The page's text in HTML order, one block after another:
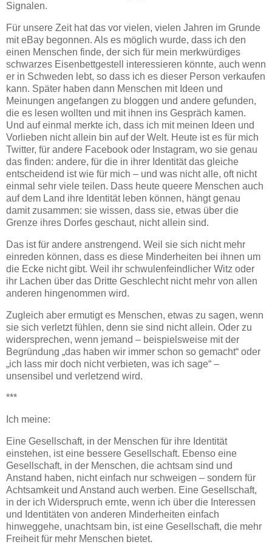
Signalen.
Für unsere Zeit hat das vor vielen, vielen Jahren im Grunde
mit eBay begonnen. Als es möglich wurde, dass ich den
einen Menschen finde, der sich für mein merkwürdiges
schwarzes Eisenbettgestell interessieren könnte, auch wenn
er in Schweden lebt, so dass ich es dieser Person verkaufen
kann. Später haben dann Menschen mit Ideen und
Meinungen angefangen zu bloggen und andere gefunden,
die es lesen wollten und mit ihnen ins Gespräch kamen.
Und auf einmal merkte ich, dass ich mit meinen Ideen und
Vorlieben nicht allein bin auf der Welt. Heute ist es für mich
Twitter, für andere Facebook oder Instagram, wo sie genau
das finden: andere, für die in ihrer Identität das gleiche
entscheidend ist wie für mich – und was nicht alle, oft nicht
einmal sehr viele teilen. Dass heute queere Menschen auch
auf dem Land ihre Identität leben können, hängt genau
damit zusammen: sie wissen, dass sie, etwas über die
Grenze ihres Dorfes geschaut, nicht allein sind.
Das ist für andere anstrengend. Weil sie sich nicht mehr
einreden können, dass es diese Minderheiten bei ihnen um
die Ecke nicht gibt. Weil ihr schwulenfeindlicher Witz oder
ihr Lachen über das Dritte Geschlecht nicht mehr von allen
anderen hingenommen wird.
Zugleich aber ermutigt es Menschen, etwas zu sagen, wenn
sie sich verletzt fühlen, denn sie sind nicht allein. Oder zu
widersprechen, wenn jemand – beispielsweise mit der
Begründung „das haben wir immer schon so gemacht“ oder
„ich lass mir doch nicht verbieten, was ich sage“ –
unsensibel und verletzend wird.
***
Ich meine:
Eine Gesellschaft, in der Menschen für ihre Identität
einstehen, ist eine bessere Gesellschaft. Ebenso eine
Gesellschaft, in der Menschen, die achtsam sind und
Anstand haben, nicht einfach nur schweigen – sondern für
Achtsamkeit und Anstand auch werben. Eine Gesellschaft,
in der ich Widerspruch ernte, wenn ich über die Interessen
und Identitäten von anderen Minderheiten einfach
hinweggehe, unachtsam bin, ist eine Gesellschaft, die mehr
Freiheit für mehr Menschen bietet.